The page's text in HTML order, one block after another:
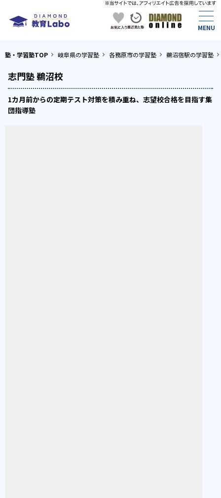
塾・学習塾TOP 岐阜県の学習塾 各務原市の学習塾 鵜沼宿駅の学習塾
志門塾 鵜沼校
1カ月前からの定期テスト対策を積み重ね、志望校合格を目指す集
団指導塾